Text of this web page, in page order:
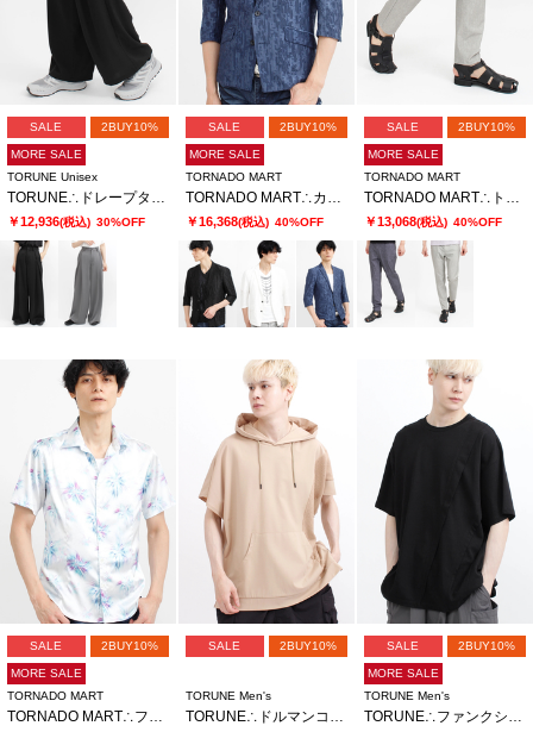
SALE 2BUY10%
MORE SALE
TORUNE Unisex
TORUNE∴ドレープタックワイドパンツ
￥12,936(税込) 30%OFF
SALE 2BUY10%
MORE SALE
TORNADO MART
TORNADO MART∴カットジャカード7分袖ジャケット
￥16,368(税込) 40%OFF
SALE 2BUY10%
MORE SALE
TORNADO MART
TORNADO MART∴トゥーンダンドライ5PKパンツ
￥13,068(税込) 40%OFF
SALE 2BUY10%
MORE SALE
TORNADO MART
TORNADO MART∴フラクタルフラワープリント半袖シャツ
SALE 2BUY10%
TORUNE Men's
TORUNE∴ドルマンコンビネーションフーディ
SALE 2BUY10%
MORE SALE
TORUNE Men's
TORUNE∴ファンクショナルハーフスリーブカットソー